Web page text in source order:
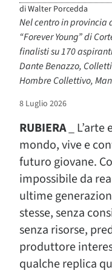
diWalter Porcedda
Nel centro in provincia
“Forever Young” di
finalisti su 170
Dante Benazzo,
Hombre Collettivo,
8 Luglio 2026
RUBIERA_
mondo, vive e
futuro giovane.
impossibile da
ultime
stesse, senza
senza risorse,
produttore
qualche replica